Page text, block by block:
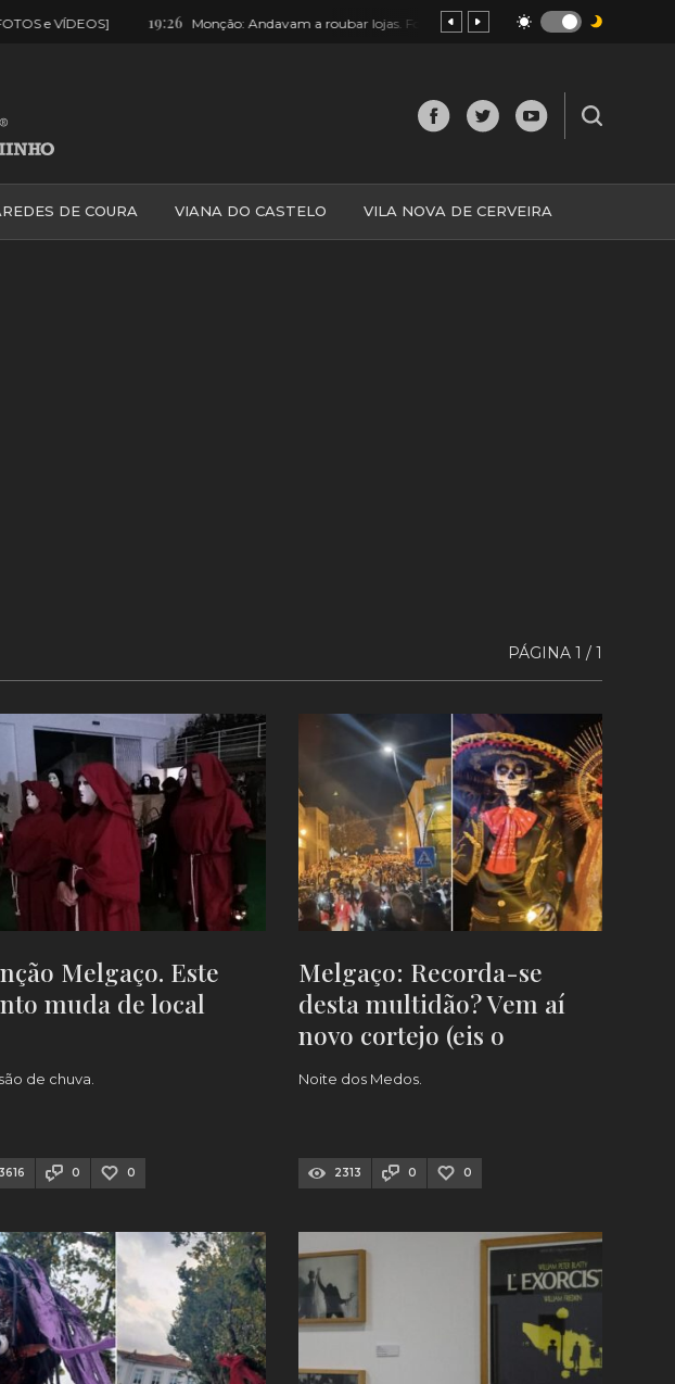
19:26 Monção: Andavam a roubar lojas. Foram apanhados em hipermercado 19:18 Monção:
DE COURA VIANA DO CASTELO VILA NOVA DE CERVEIRA
PÁGINA 1 / 1
Melgaço. Este
muda de local
de chuva.
3616 0 0
Melgaço: Recorda-se
desta multidão? Vem aí
novo cortejo (eis o
PROGRAMA)
Noite dos Medos.
2313 0 0